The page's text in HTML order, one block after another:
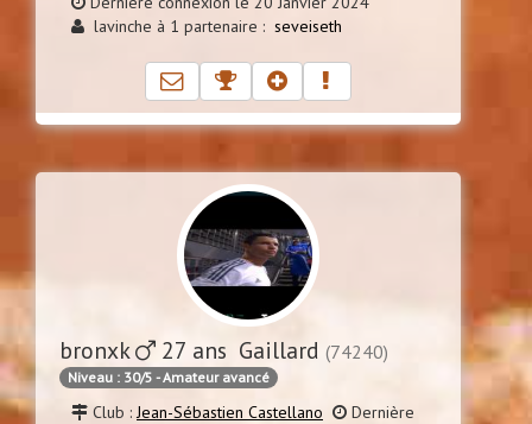
lavinche à 1 partenaire : seveiseth
bronxk 27 ans Gaillard (74240)
Niveau : 30/5 - Amateur avancé
Club :Jean-Sébastien Castellano
Dernière